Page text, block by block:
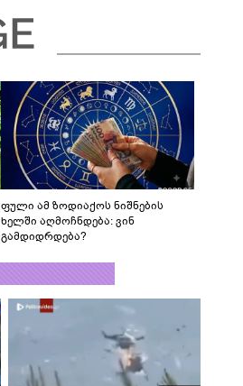
ფული ამ ზოდიაქოს ნიშნების
ხელში აღმოჩნდება: ვინ
გამდიდრდება?